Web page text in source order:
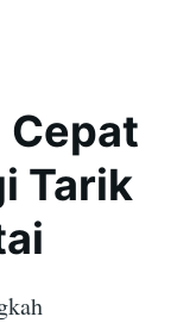
Cepat
Tarik